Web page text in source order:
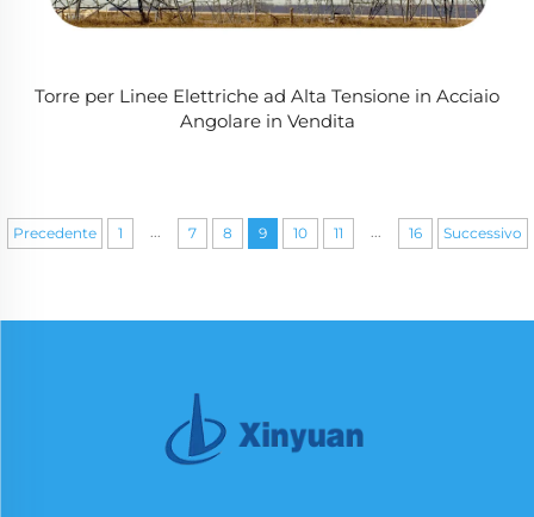
Torre per Linee Elettriche ad Alta Tensione in Acciaio
Angolare in Vendita
Precedente 1 7 8 9 10 11 16 Successivo